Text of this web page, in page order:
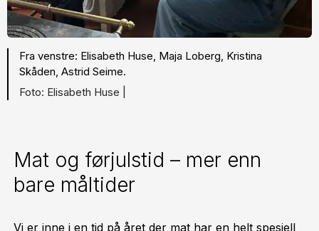
Fra venstre: Elisabeth Huse, Maja Loberg, Kristina
Skåden, Astrid Seime.
Elisabeth Huse |
Mat og førjulstid – mer enn
bare måltider
Vi er inne i en tid på året der mat har en helt spesiell